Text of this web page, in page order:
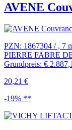
AVENE
PZN: 1867304 / , 7
PIERRE FABRE
Grundpreis: €
20,21 €
-19% **